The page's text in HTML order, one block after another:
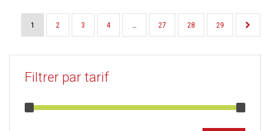
1 2 3 4 … 27 28 29
Filtrer par tarif